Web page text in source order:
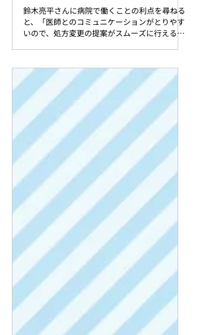
卒業後の進路
【病院】病院の患者を多職種、地域の薬剤
師と連携して支える。
と、「医師とのコミュニケーションがとりやす
いので、処方変更の提案がスムーズに行える。
検査値や画像データをすぐに確認できるので、
薬剤変更後のフォローアップが容易」との答え
が返ってきた。